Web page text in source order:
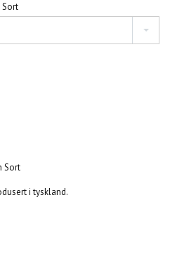
Sort
Sort
i tyskland.